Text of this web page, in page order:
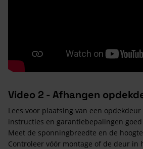
Video 2 - Afhangen
Lees voor plaatsing van een
instructies en garantiebepalingen
Meet de sponningbreedte en de
Controleer vóór montage of de deur in